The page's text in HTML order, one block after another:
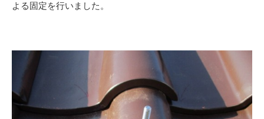
よる固定を行いました。